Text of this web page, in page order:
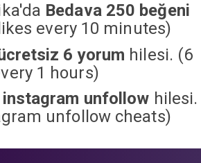
Bedava 250 beğeni
every 10 minutes)
6 yorum hilesi. (6
1 hours)
instagram unfollow hilesi.
unfollow cheats)